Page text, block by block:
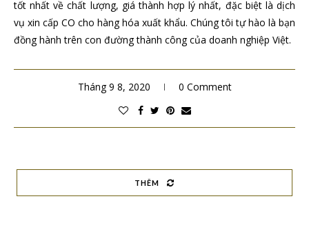
tốt nhất về chất lượng, giá thành hợp lý nhất, đặc biệt là dịch
vụ xin cấp CO cho hàng hóa xuất khẩu. Chúng tôi tự hào là bạn
đồng hành trên con đường thành công của doanh nghiệp Việt.
Tháng 9 8, 2020 0 Comment
THÊM